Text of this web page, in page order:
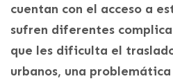
cuentan con el acceso a
sufren diferentes
que les dificulta el
urbanos, una